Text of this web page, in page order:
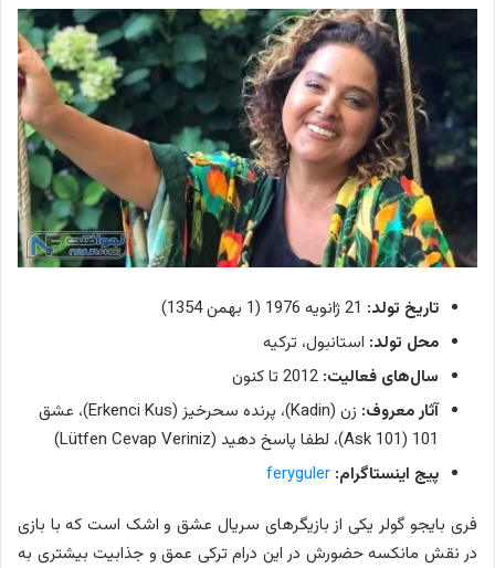
تاریخ تولد:
محل تولد: استانبول، ترکیه
سال‌های فعالیت:
آثار معروف:
زن (Kadin)، پرنده سحرخیز (Erkenci Kus)، عشق
101 (Ask 101)، لطفا پاسخ دهید (Lütfen Cevap Veriniz)
پیج اینستاگرام: feryguler
فری بایجو گولر یکی از بازیگرهای سریال عشق و اشک است که با بازی
در نقش مانکسه حضورش در این درام ترکی عمق و جذابیت بیشتری به